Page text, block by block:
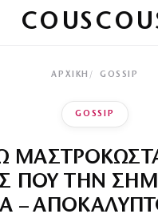
ΑΡΧΙΚΉ GOSSIP
GOSSIP
ΠΟΥ ΤΗΝ
–